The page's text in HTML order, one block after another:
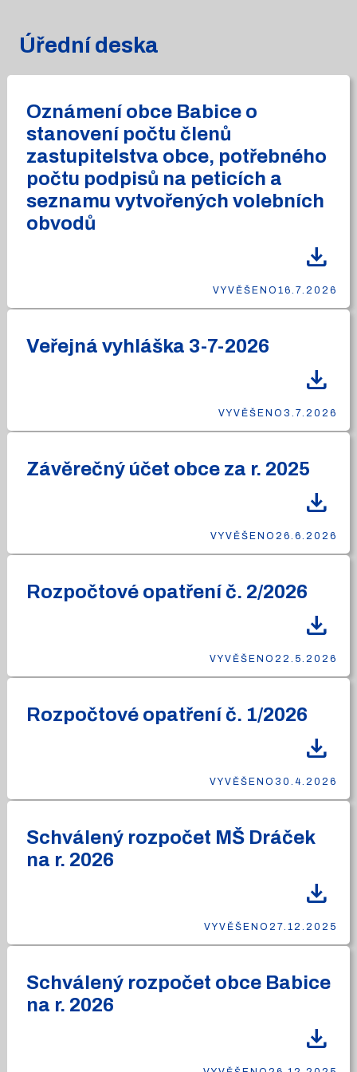
Úřední deska
Oznámení obce Babice o
stanovení počtu členů
zastupitelstva obce, potřebného
počtu podpisů na peticích a
seznamu vytvořených volebních
obvodů
download
VYVĚŠENO 16.7.2026
Veřejná vyhláška 3-7-2026
download
VYVĚŠENO 3.7.2026
Závěrečný účet obce za r. 2025
download
VYVĚŠENO 26.6.2026
Rozpočtové opatření č. 2/2026
download
VYVĚŠENO 22.5.2026
Rozpočtové opatření č. 1/2026
download
VYVĚŠENO 30.4.2026
Schválený rozpočet MŠ Dráček
na r. 2026
download
VYVĚŠENO 27.12.2025
Schválený rozpočet obce Babice
na r. 2026
download